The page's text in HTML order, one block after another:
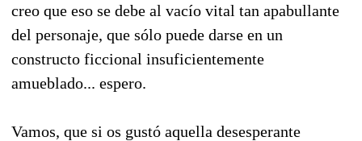
creo que eso se debe al vacío vital tan apabullante
del personaje, que sólo puede darse en un
constructo ficcional insuficientemente
amueblado... espero.
Vamos, que si os gustó aquella desesperante